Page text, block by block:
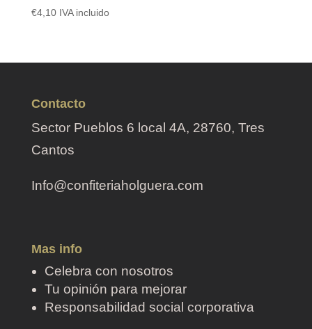
€4,10 IVA incluido
Contacto
Sector Pueblos 6 local 4A, 28760, Tres
Cantos
Info@confiteriaholguera.com
Mas info
Celebra con nosotros
Tu opinión para mejorar
Responsabilidad social corporativa